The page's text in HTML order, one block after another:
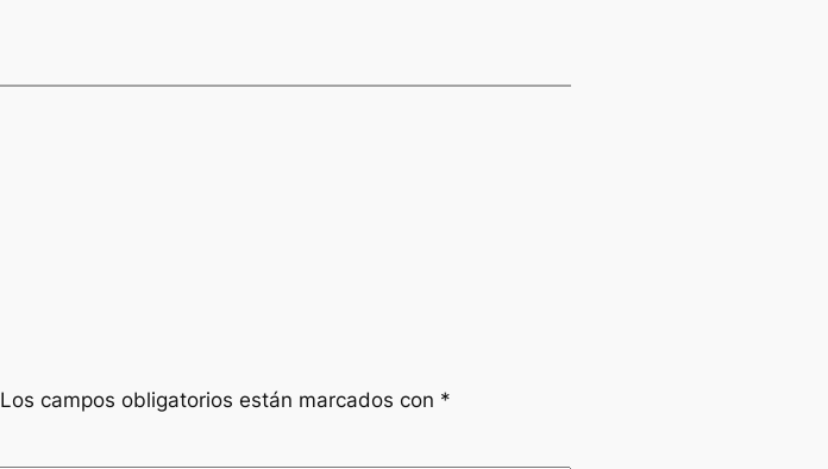
Los campos obligatorios están marcados con *